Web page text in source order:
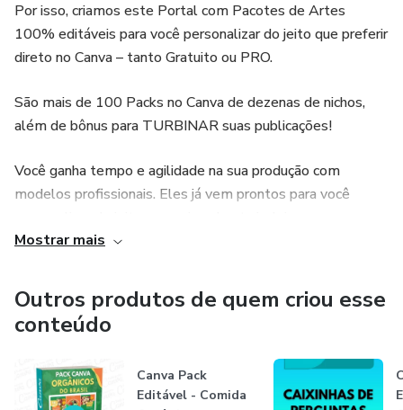
- Os 5 Kits contidos nos Bônus não são específicos do
tema do pack, mas são de muita qualidade para te ajudar a
depois de qualificar a sua compra aqui no site.
personalizar como quiser!
Por isso, criamos este Portal com Pacotes de Artes
100% editáveis para você personalizar do jeito que preferir
direto no Canva – tanto Gratuito ou PRO.
São mais de 100 Packs no Canva de dezenas de nichos,
além de bônus para TURBINAR suas publicações!
Você ganha tempo e agilidade na sua produção com
modelos profissionais. Eles já vem prontos para você
informações pessoais, da sua marca ou seus clientes.
o pacote diretamente no seu Canva. Por isso, a arte será
sempre sua! Se você quiser salvar, baixar, mudar qualquer
elemento, cores, fontes, adicionar a pastas, enfim… Seu
acesso será ilimitado e estará sempre disponível na sua
conta do Canva.
Mostrar mais
Outros produtos de quem criou esse
conteúdo
Canva Pack
Editável - Comida